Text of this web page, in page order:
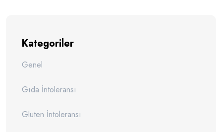
Kategoriler
Genel
Gıda İntoleransı
Gluten İntoleransı